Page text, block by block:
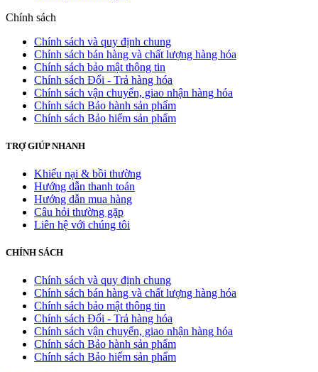
Chính sách
Chính sách và quy định chung
Chính sách bán hàng và chất lượng hàng hóa
Chính sách bảo mật thông tin
Chính sách Đổi - Trả hàng hóa
Chính sách vận chuyển, giao nhận hàng hóa
Chính sách Bảo hành sản phẩm
Chính sách Bảo hiểm sản phẩm
TRỢ GIÚP NHANH
Khiếu nại & bồi thường
Hướng dẫn thanh toán
Hướng dẫn mua hàng
Câu hỏi thường gặp
Liên hệ với chúng tôi
CHÍNH SÁCH
Chính sách và quy định chung
Chính sách bán hàng và chất lượng hàng hóa
Chính sách bảo mật thông tin
Chính sách Đổi - Trả hàng hóa
Chính sách vận chuyển, giao nhận hàng hóa
Chính sách Bảo hành sản phẩm
Chính sách Bảo hiểm sản phẩm